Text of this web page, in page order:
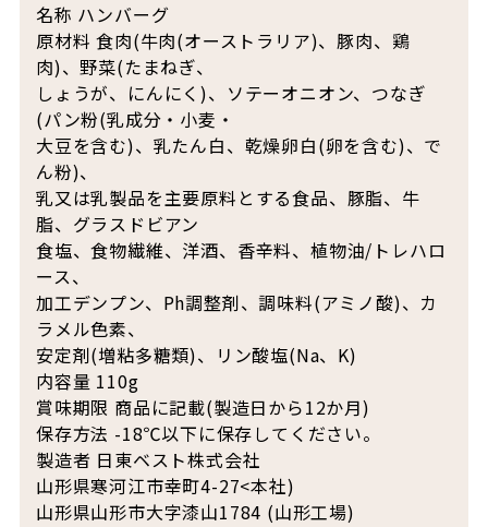
名称 ハンバーグ
原材料 食肉(牛肉(オーストラリア)、豚肉、鶏
肉)、野菜(たまねぎ、
しょうが、にんにく)、ソテーオニオン、つなぎ
(パン粉(乳成分・小麦・
大豆を含む)、乳たん白、乾燥卵白(卵を含む)、で
ん粉)、
乳又は乳製品を主要原料とする食品、豚脂、牛
脂、グラスドビアン
食塩、食物繊維、洋酒、香辛料、植物油/トレハロ
ース、
加工デンプン、Ph調整剤、調味料(アミノ酸)、カ
ラメル色素、
安定剤(増粘多糖類)、リン酸塩(Na、K)
内容量 110g
賞味期限 商品に記載(製造日から12か月)
保存方法 -18℃以下に保存してください。
製造者 日東ベスト株式会社
山形県寒河江市幸町4-27<本社)
山形県山形市大字漆山1784 (山形工場)